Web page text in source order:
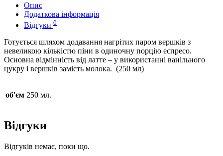
Опис
Додаткова інформація
Відгуки 0
Готується шляхом додавання нагрітих паром вершків з
невеликою кількістю піни в одиночну порцію еспресо.
Основна відмінність від латте – у використанні ванільного
цукру і вершків замість молока. (250 мл)
об'єм 250 мл.
Відгуки
Відгуків немає, поки що.